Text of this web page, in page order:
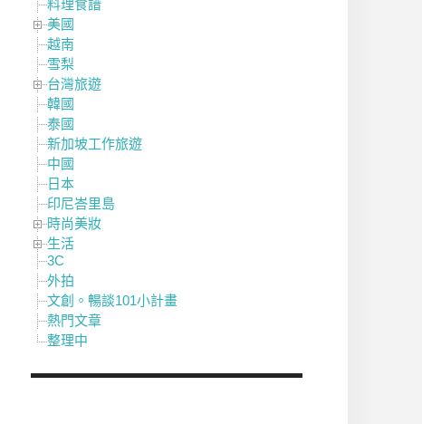
料理食譜
美國
越南
雪梨
台灣旅遊
韓國
泰國
新加坡工作旅遊
中國
日本
印尼峇里島
時尚美妝
生活
3C
外拍
文創。暢談101小計畫
熱門文章
整理中